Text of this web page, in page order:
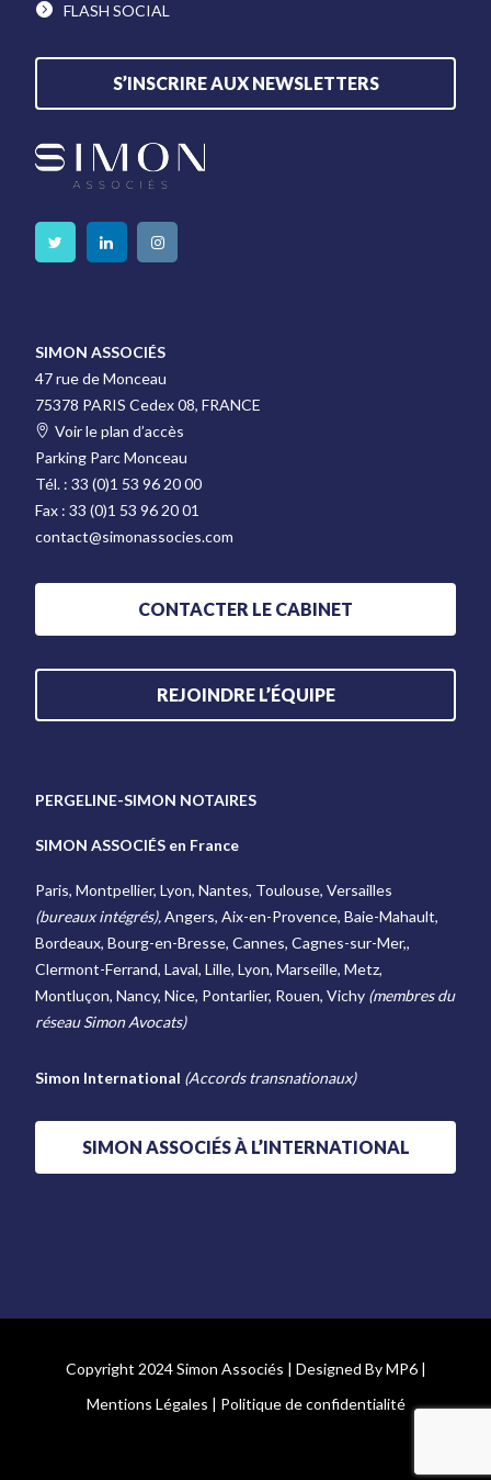
FLASH SOCIAL
S’INSCRIRE AUX NEWSLETTERS
SIMON ASSOCIÉS
47 rue de Monceau
75378 PARIS Cedex 08, FRANCE
Voir le plan d’accès
Parking Parc Monceau
Tél. :33 (0)1 53 96 20 00
Fax :33 (0)1 53 96 20 01
contact@simonassocies.com
CONTACTER LE CABINET
REJOINDRE L’ÉQUIPE
PERGELINE-SIMON NOTAIRES
SIMON ASSOCIÉS en France
Paris, Montpellier, Lyon, Nantes, Toulouse, Versailles
(bureaux intégrés),Angers, Aix-en-Provence, Baie-Mahault,
Bordeaux, Bourg-en-Bresse, Cannes, Cagnes-sur-Mer,,
Clermont-Ferrand, Laval, Lille, Lyon, Marseille, Metz,
Montluçon, Nancy, Nice, Pontarlier, Rouen, Vichy (membres du
réseau Simon Avocats)
Simon International (Accords transnationaux)
SIMON ASSOCIÉS À L’INTERNATIONAL
Copyright 2024 Simon Associés | Designed ByMP6|
Mentions Légales | Politique de confidentialité